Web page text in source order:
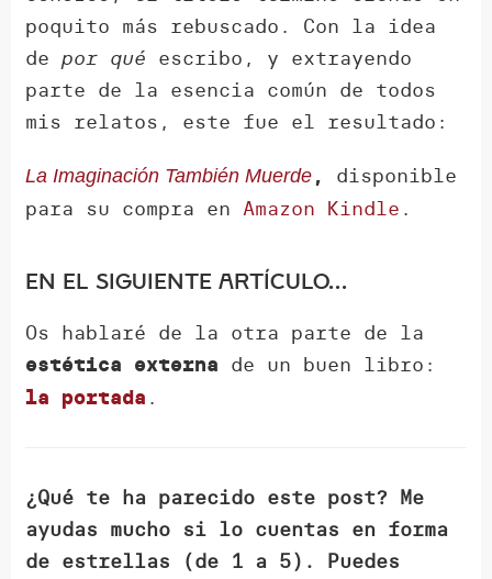
poquito más rebuscado. Con la idea
depor qué escribo, y extrayendo
parte de la esencia común de todos
mis relatos, este fue el resultado:
La Imaginación También Muerde , disponible
para su compra enAmazon Kindle .
En el siguiente artículo…
Os hablaré de la otra parte de la
estética externa de un buen libro:
la portada .
¿Qué te ha parecido este post? Me
ayudas mucho si lo cuentas en forma
de estrellas (de 1 a 5). Puedes